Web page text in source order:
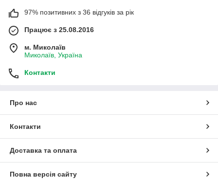
97% позитивних з 36 відгуків за рік
Працює з 25.08.2016
м. Миколаїв
Миколаїв, Україна
Контакти
Про нас
Контакти
Доставка та оплата
Повна версія сайту